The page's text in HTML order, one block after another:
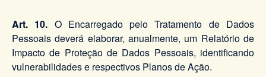
Art. 10. O Encarregado pelo Tratamento de Dados
Pessoais deverá elaborar, anualmente, um Relatório de
Impacto de Proteção de Dados Pessoais, identificando
vulnerabilidades e respectivos Planos de Ação.